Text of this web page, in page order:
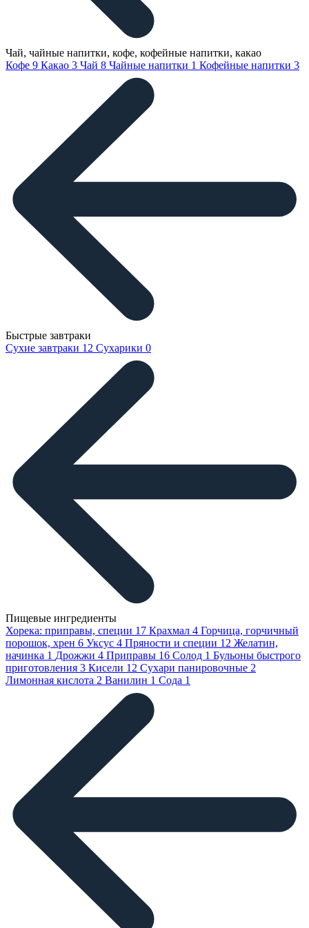
Чай, чайные напитки, кофе, кофейные напитки, какао
Кофе 9 Какао 3 Чай 8 Чайные напитки 1 Кофейные напитки 3
Быстрые завтраки
Сухие завтраки 12 Сухарики 0
Пищевые ингредиенты
Хорека: приправы, специи 17 Крахмал 4 Горчица, горчичный
порошок, хрен 6 Уксус 4 Пряности и специи 12 Желатин,
начинка 1 Дрожжи 4 Приправы 16 Солод 1 Бульоны быстрого
приготовления 3 Кисели 12 Сухари панировочные 2
Лимонная кислота 2 Ванилин 1 Сода 1